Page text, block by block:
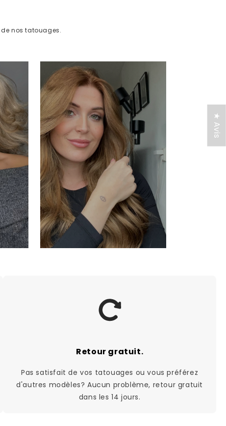
nos tatouages.
Retour gratuit.
Pas satisfait de vos tatouages ou vous préférez
d'autres modèles? Aucun problème, retour gratuit
dans les 14 jours.
★ Avis